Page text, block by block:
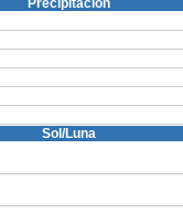
Precipitación
Sol/Luna